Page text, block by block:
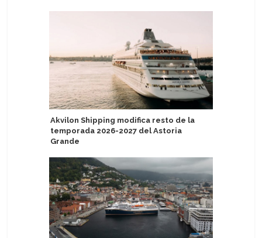
Akvilon Shipping modifica resto de la
temporada 2026-2027 del Astoria
Grande